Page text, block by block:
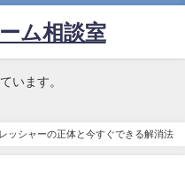
ム相談室
います。
ッシャーの正体と今すぐできる解消法